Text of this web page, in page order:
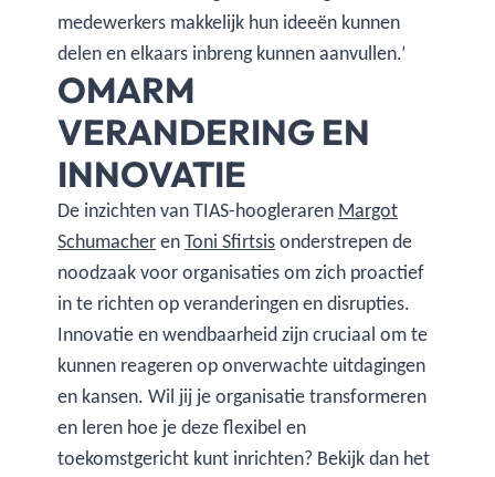
medewerkers makkelijk hun ideeën kunnen
delen en elkaars inbreng kunnen aanvullen.’
OMARM
VERANDERING EN
INNOVATIE
De inzichten van TIAS-hoogleraren Margot
SchumacherenToni Sfirtsisonderstrepen de
noodzaak voor organisaties om zich proactief
in te richten op veranderingen en disrupties.
Innovatie en wendbaarheid zijn cruciaal om te
kunnen reageren op onverwachte uitdagingen
en kansen. Wil jij je organisatie transformeren
en leren hoe je deze flexibel en
toekomstgericht kunt inrichten? Bekijk dan het